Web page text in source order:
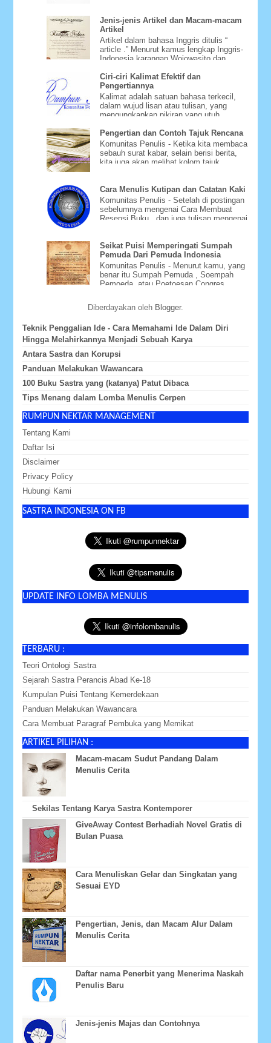
Jenis-jenis Artikel dan Macam-macam
Artikel
Artikel dalam bahasa Inggris ditulis “
article .” Menurut kamus lengkap Inggris-
Indonesia karangan Wojowasito dan
Ciri-ciri Kalimat Efektif dan
Pengertiannya
Kalimat adalah satuan bahasa terkecil,
dalam wujud lisan atau tulisan, yang
mengungkapkan pikiran yang utuh.
Pengertian dan Contoh Tajuk Rencana
Komunitas Penulis - Ketika kita membaca
sebauh surat kabar, selain berisi berita,
kita juga akan melihat kolom tajuk
Cara Menulis Kutipan dan Catatan Kaki
Komunitas Penulis - Setelah di postingan
sebelumnya mengenai Cara Membuat
Resensi Buku , dan juga tulisan mengenai
Seikat Puisi Memperingati Sumpah
Pemuda Dari Pemuda Indonesia
Komunitas Penulis - Menurut kamu, yang
benar itu Sumpah Pemuda , Soempah
Pemoeda, atau Poetoesan Congres
Diberdayakan oleh Blogger.
Teknik Penggalian Ide - Cara Memahami Ide Dalam Diri
Hingga Melahirkannya Menjadi Sebuah Karya
Antara Sastra dan Korupsi
Panduan Melakukan Wawancara
100 Buku Sastra yang (katanya) Patut Dibaca
Tips Menang dalam Lomba Menulis Cerpen
RUMPUN NEKTAR MANAGEMENT
Tentang Kami
Daftar Isi
Disclaimer
Privacy Policy
Hubungi Kami
SASTRA INDONESIA ON FB
UPDATE INFO LOMBA MENULIS
TERBARU :
Teori Ontologi Sastra
Sejarah Sastra Perancis Abad Ke-18
Kumpulan Puisi Tentang Kemerdekaan
Panduan Melakukan Wawancara
Cara Membuat Paragraf Pembuka yang Memikat
ARTIKEL PILIHAN :
Macam-macam Sudut Pandang Dalam
Menulis Cerita
Sekilas Tentang Karya Sastra Kontemporer
GiveAway Contest Berhadiah Novel Gratis di
Bulan Puasa
Cara Menuliskan Gelar dan Singkatan yang
Sesuai EYD
Pengertian, Jenis, dan Macam Alur Dalam
Menulis Cerita
Daftar nama Penerbit yang Menerima Naskah
Penulis Baru
Jenis-jenis Majas dan Contohnya